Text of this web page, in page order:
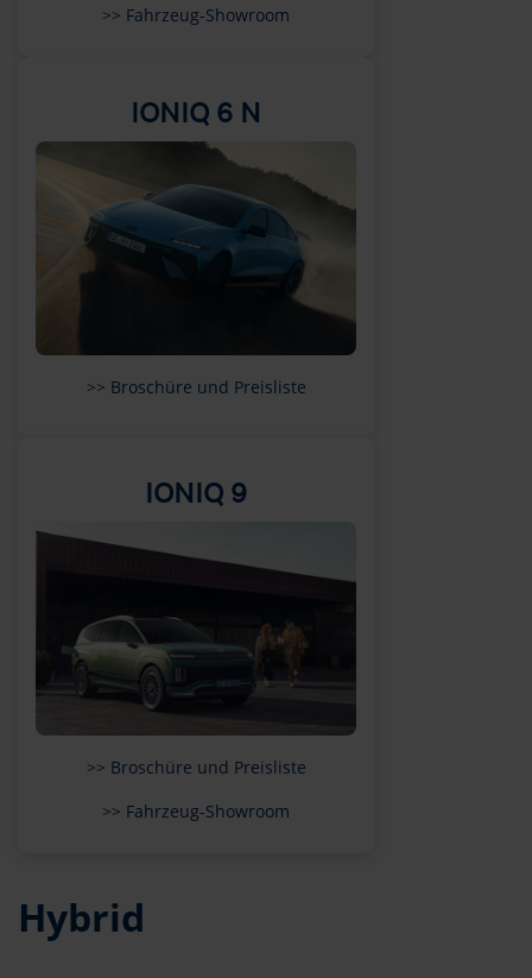
>> Fahrzeug-Showroom
IONIQ 6 N
>> Broschüre und Preisliste
IONIQ 9
>> Broschüre und Preisliste
>> Fahrzeug-Showroom
Hybrid